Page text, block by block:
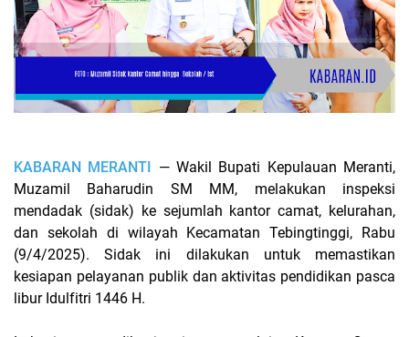
KABARAN MERANTI — Wakil Bupati Kepulauan Meranti,
Muzamil Baharudin SM MM, melakukan inspeksi
mendadak (sidak) ke sejumlah kantor camat, kelurahan,
dan sekolah di wilayah Kecamatan Tebingtinggi, Rabu
(9/4/2025). Sidak ini dilakukan untuk memastikan
kesiapan pelayanan publik dan aktivitas pendidikan pasca
libur Idulfitri 1446 H.